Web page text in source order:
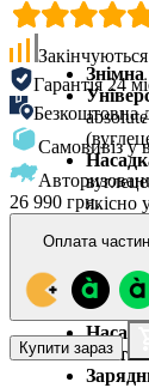
якісно
Закінчуються
Гарантія 24
Безкоштовна
Самовивіз у
26 990 грн.
Оплата
Купити зараз